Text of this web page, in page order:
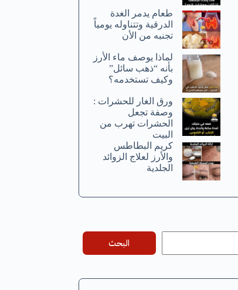
طعام يدمر الغدة
الدرقية وتتناوله يومياً
تجنبه من الأن
لماذا يوصف ماء الأرز
بأنه “ذهب سائل”
وكيف تستخدمه؟
ورق الغار للحشرات :
وصفة تجعل
الحشرات تهرب من
البيت
كريم البطاطس
والأرز لعلاج الزوائد
الجلدية
البحث